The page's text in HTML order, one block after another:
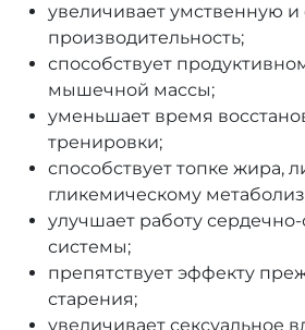
увеличивает умственную
производительность;
способствует
мышечной массы;
уменьшает время
тренировки;
способствует топке жира,
гликемическому
улучшает работу сердечно-
системы;
препятствует эффекту
старения;
увеличивает сексуальное